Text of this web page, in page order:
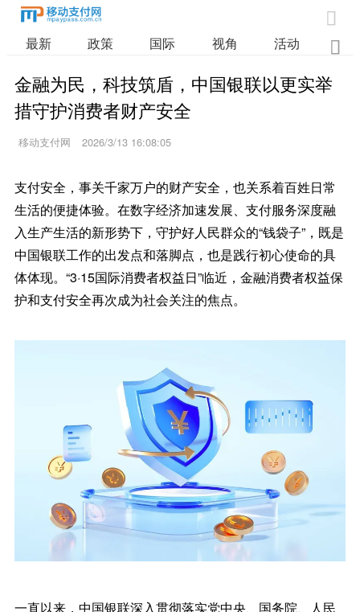

最新 政策 国际 视角 活动 业

金融为民，科技筑盾，中国银联以更实举
措守护消费者财产安全
移动支付网 2026/3/13 16:08:05
支付安全，事关千家万户的财产安全，也关系着百姓日常
生活的便捷体验。在数字经济加速发展、支付服务深度融
入生产生活的新形势下，守护好人民群众的“钱袋子”，既是
中国银联工作的出发点和落脚点，也是践行初心使命的具
体体现。“3·15国际消费者权益日”临近，金融消费者权益保
护和支付安全再次成为社会关注的焦点。
一直以来，中国银联深入贯彻落实党中央、国务院、人民